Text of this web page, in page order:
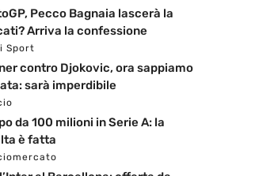
Pecco Bagnaia lascerà la
Arriva la confessione
Sport
contro Djokovic, ora sappiamo
sarà imperdibile
da 100 milioni in Serie A: la
è fatta